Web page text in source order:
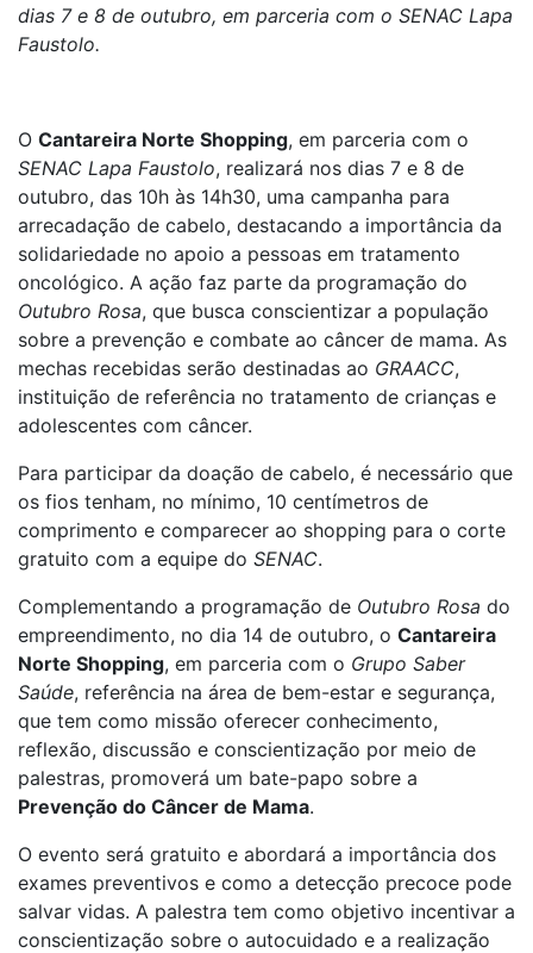
dias 7 e 8 de outubro, em parceria com o SENAC Lapa
Faustolo.
O Cantareira Norte Shopping, em parceria com o
SENAC Lapa Faustolo, realizará nos dias 7 e 8 de
outubro, das 10h às 14h30, uma campanha para
arrecadação de cabelo, destacando a importância da
solidariedade no apoio a pessoas em tratamento
oncológico. A ação faz parte da programação do
Outubro Rosa, que busca conscientizar a população
sobre a prevenção e combate ao câncer de mama. As
mechas recebidas serão destinadas ao GRAACC,
instituição de referência no tratamento de crianças e
adolescentes com câncer.
Para participar da doação de cabelo, é necessário que
os fios tenham, no mínimo, 10 centímetros de
comprimento e comparecer ao shopping para o corte
gratuito com a equipe do SENAC.
Complementando a programação de Outubro Rosa do
empreendimento, no dia 14 de outubro, o Cantareira
Norte Shopping, em parceria com o Grupo Saber
Saúde, referência na área de bem-estar e segurança,
que tem como missão oferecer conhecimento,
reflexão, discussão e conscientização por meio de
palestras, promoverá um bate-papo sobre a
Prevenção do Câncer de Mama.
O evento será gratuito e abordará a importância dos
exames preventivos e como a detecção precoce pode
salvar vidas. A palestra tem como objetivo incentivar a
conscientização sobre o autocuidado e a realização